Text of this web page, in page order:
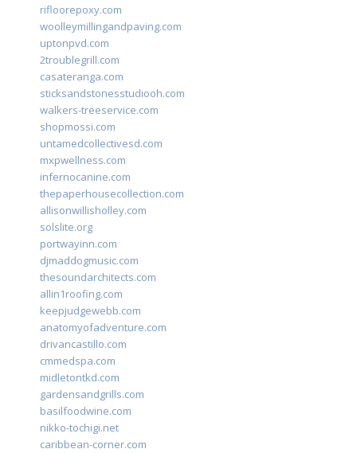
rifloorepoxy.com
woolleymillingandpaving.com
uptonpvd.com
2troublegrill.com
casateranga.com
sticksandstonesstudiooh.com
walkers-treeservice.com
shopmossi.com
untamedcollectivesd.com
mxpwellness.com
infernocanine.com
thepaperhousecollection.com
allisonwillisholley.com
solslite.org
portwayinn.com
djmaddogmusic.com
thesoundarchitects.com
allin1roofing.com
keepjudgewebb.com
anatomyofadventure.com
drivancastillo.com
cmmedspa.com
midletontkd.com
gardensandgrills.com
basilfoodwine.com
nikko-tochigi.net
caribbean-corner.com